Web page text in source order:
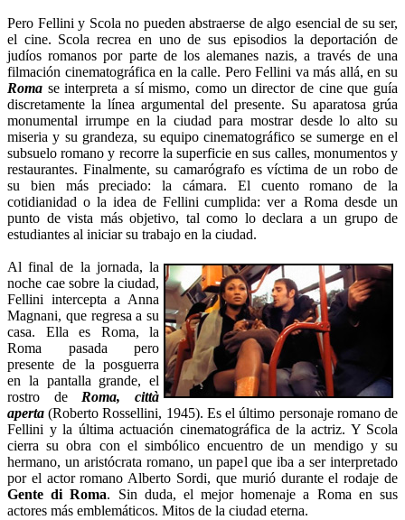
Pero Fellini y Scola no pueden abstraerse de algo esencial de su ser,
el cine. Scola recrea en uno de sus episodios la deportación de
judíos romanos por parte de los alemanes nazis, a través de una
filmación cinematográfica en la calle. Pero Fellini va más allá, en su
Roma se interpreta a sí mismo, como un director de cine que guía
discretamente la línea argumental del presente. Su aparatosa grúa
monumental irrumpe en la ciudad para mostrar desde lo alto su
miseria y su grandeza, su equipo cinematográfico se sumerge en el
subsuelo romano y recorre la superficie en sus calles, monumentos y
restaurantes. Finalmente, su camarógrafo es víctima de un robo de
su bien más preciado: la cámara. El cuento romano de la
cotidianidad o la idea de Fellini cumplida: ver a Roma desde un
punto de vista más objetivo, tal como lo declara a un grupo de
estudiantes al iniciar su trabajo en la ciudad.
Al final de la jornada, la
noche cae sobre la ciudad,
Fellini intercepta a Anna
Magnani, que regresa a su
casa. Ella es Roma, la
Roma pasada pero
presente de la posguerra
en la pantalla grande, el
rostro deRoma, città
aperta (Roberto Rossellini, 1945). Es el último personaje romano de
Fellini y la última actuación cinematográfica de la actriz. Y Scola
cierra su obra con el simbólico encuentro de un mendigo y su
hermano, un aristócrata romano, un papel que iba a ser interpretado
por el actor romano Alberto Sordi, que murió durante el rodaje de
Gente di Roma. Sin duda, el mejor homenaje a Roma en sus
actores más emblemáticos. Mitos de la ciudad eterna.